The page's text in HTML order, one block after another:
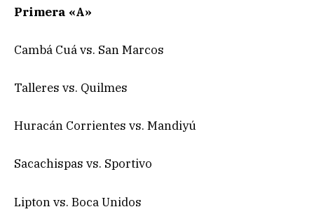
Primera «A»
Cambá Cuá vs. San Marcos
Talleres vs. Quilmes
Huracán Corrientes vs. Mandiyú
Sacachispas vs. Sportivo
Lipton vs. Boca Unidos